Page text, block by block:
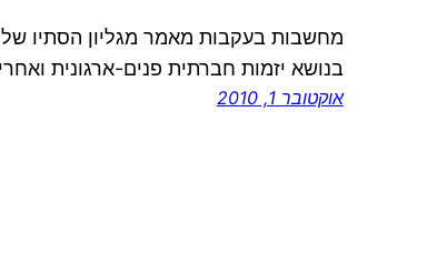
מחשבות בעקבות מאמר מגליון הסתיו
בנושא יזמות חברתית פנים-ארגונית
אוקטובר 1, 2010